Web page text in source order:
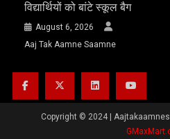
विद्यार्थियों को बांटे स्कूल बैग
August 6, 2026
Aaj Tak Aamne Saamne
Copyright © 2024